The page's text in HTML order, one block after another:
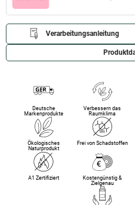
Deutsche
Markenprodukte
Verbessern das
Raumklima
Ökologisches
Naturprodukt
Frei von Schadstoffen
A1 Zertifiziert
Kostengünstig &
Zielgenau
Verarbeitungsanleitung